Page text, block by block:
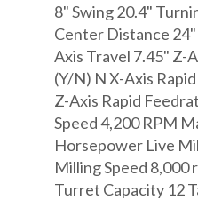
8" Swing 20.4"
Center Distance
Axis Travel 7.45" Z-
(Y/N) N X-Axis
Z-Axis Rapid
Speed 4,200 RPM
Horsepower Live
Milling Speed 8,000
Turret Capacity 12